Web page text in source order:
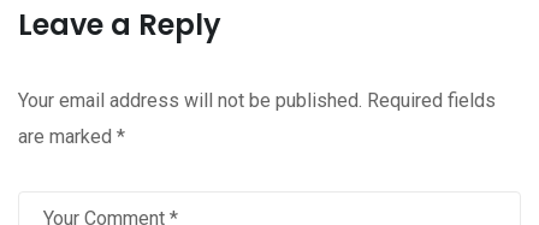
Leave a Reply
Your email address will not be published. Required fields
are marked *